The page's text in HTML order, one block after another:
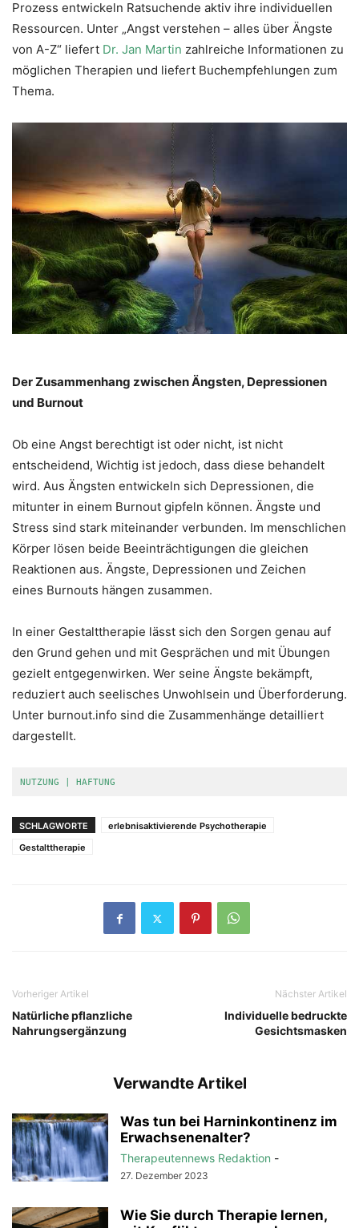
Prozess entwickeln Ratsuchende aktiv ihre individuellen
Ressourcen. Unter „Angst verstehen – alles über Ängste
von A-Z“ liefert Dr. Jan Martin zahlreiche Informationen zu
möglichen Therapien und liefert Buchempfehlungen zum
Thema.
Der Zusammenhang zwischen Ängsten, Depressionen
und Burnout
Ob eine Angst berechtigt ist oder nicht, ist nicht
entscheidend, Wichtig ist jedoch, dass diese behandelt
wird. Aus Ängsten entwickeln sich Depressionen, die
mitunter in einem Burnout gipfeln können. Ängste und
Stress sind stark miteinander verbunden. Im menschlichen
Körper lösen beide Beeinträchtigungen die gleichen
Reaktionen aus. Ängste, Depressionen und Zeichen
eines Burnouts hängen zusammen.
In einer Gestalttherapie lässt sich den Sorgen genau auf
den Grund gehen und mit Gesprächen und mit Übungen
gezielt entgegenwirken. Wer seine Ängste bekämpft,
reduziert auch seelisches Unwohlsein und Überforderung.
Unter burnout.info sind die Zusammenhänge detailliert
dargestellt.
NUTZUNG | HAFTUNG
SCHLAGWORTE
erlebnisaktivierende Psychotherapie
Gestalttherapie
Vorheriger Artikel
Natürliche pflanzliche
Nahrungsergänzung
Nächster Artikel
Individuelle bedruckte
Gesichtsmasken
Verwandte Artikel
Was tun bei Harninkontinenz im
Erwachsenenalter?
Therapeutennews Redaktion -
27. Dezember 2023
Wie Sie durch Therapie lernen,